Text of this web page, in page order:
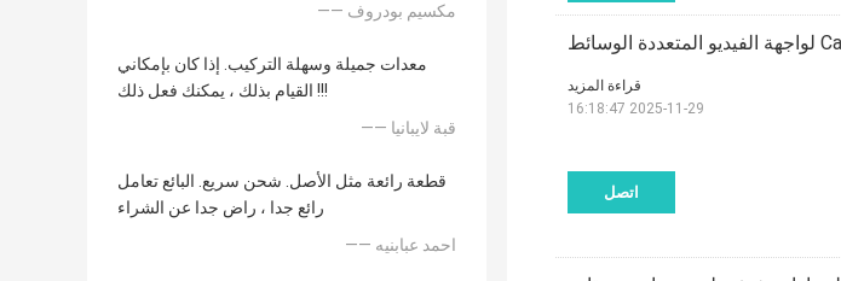
—— مكسيم بودروف
معدات جميلة وسهلة التركيب. إذا كان بإمكاني
القيام بذلك ، يمكنك فعل ذلك !!!
—— قبة لايبانيا
قطعة رائعة مثل الأصل. شحن سريع. البائع تعامل
رائع جدا ، راض جدا عن الشراء
—— احمد عبابنيه
اتصل
قراءة المزيد
2025-11-29 16:18:47